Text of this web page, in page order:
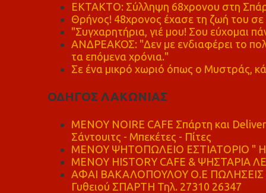
ΕΚΤΑΚΤΟ: Σύλληψη 68χρονου στη
Θρήνος! 48χρονος έχασε τη ζωή του
"Συγχαρητήρια, γιέ μου! Σου εύχομαι
ΑΝΔΡΕΑΚΟΣ: "Δεν με ενδιαφέρει το
τα επόμενα χρόνια."
Σε ένα μικρό χωριό όπως ο Μυστράς,
ΟΔΗΓΟΣ ΛΑΚΩΝΙΑΣ
MENOY NOIRE CAFE Σπάρτη και
Σάντουιτς - Μπεκέτες - Πίτες
ΜΕΝΟΥ ΨΗΤΟΠΩΛΕΙΟ ΕΣΤΙΑΤΟΡΙΟ "
ΜΕΝΟΥ HISTORY CAFE & ΨΗΣΤΑΡΙΑ
ΑΦΑΙ ΒΑΚΑΛΟΠΟΥΛΟΥ Ο.Ε ΠΩΛΗΣΕΙΣ
Γυθειού ΣΠΑΡΤΗ Τηλ. 27310 26347